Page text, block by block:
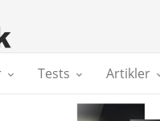
Tests Artikler